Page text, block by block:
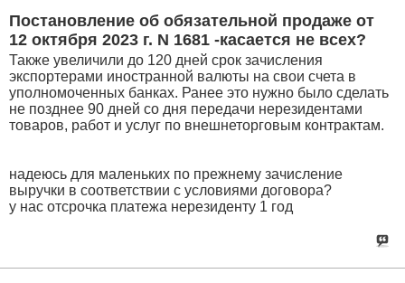
499
-15%
Отмена Оплатить
Постановление об обязательной продаже от
12 октября 2023 г. N 1681 -касается не всех?
Также увеличили до 120 дней срок зачисления
экспортерами иностранной валюты на свои счета в
уполномоченных банках. Ранее это нужно было сделать
не позднее 90 дней со дня передачи нерезидентами
товаров, работ и услуг по внешнеторговым контрактам.
надеюсь для маленьких по прежнему зачисление
выручки в соответствии с условиями договора?
у нас отсрочка платежа нерезиденту 1 год